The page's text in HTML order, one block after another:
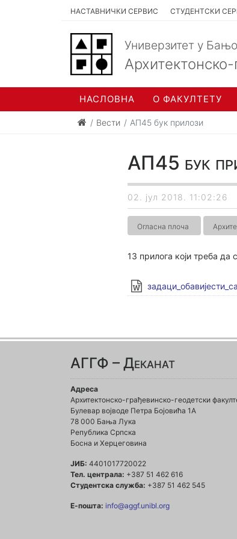
НАСТАВНИЧКИ СЕРВИС СТУДЕНТСКИ
Универзитет у
НАСЛОВНА О ФАКУЛТЕТУ
Вести АП45 бук прилози
АП45 бук
02. јул 2018. 11:02:26
Огласна плоча
13 прилога који треба
АГГФ – Деканат
Адреса
Архитектонско-грађевинско-геодетски
Булевар војводе Петра Бојовића 1A
78 000 Бања Лука
Република Српска
Босна и Херцеговина
ЈИБ: 4401017720022
Тел. централа: +387 51 462 616
Студентска служба: +387 51 462 545
Е-пошта: info@aggf.unibl.org